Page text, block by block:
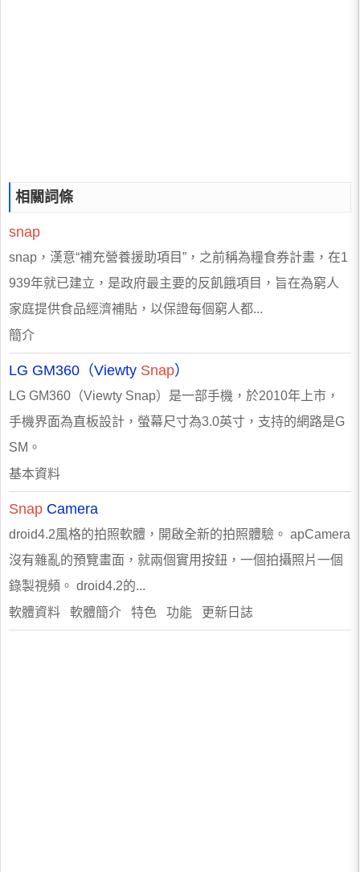
相關詞條
snap
snap，漢意“補充營養援助項目”，之前稱為糧食券計畫，在1
939年就已建立，是政府最主要的反飢餓項目，旨在為窮人
家庭提供食品經濟補貼，以保證每個窮人都...
簡介
LG GM360（Viewty Snap）
LG GM360（Viewty Snap）是一部手機，於2010年上市，
手機界面為直板設計，螢幕尺寸為3.0英寸，支持的網路是G
SM。
基本資料
Snap Camera
droid4.2風格的拍照軟體，開啟全新的拍照體驗。 apCamera
沒有雜亂的預覽畫面，就兩個實用按鈕，一個拍攝照片一個
錄製視頻。 droid4.2的...
軟體資料 軟體簡介 特色 功能 更新日誌